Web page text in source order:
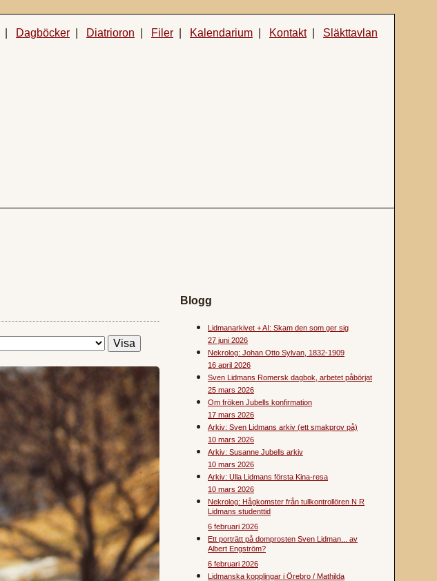
Dagböcker Diatrioron Filer Kalendarium Kontakt| Släkttavlan
Blogg
Lidmanarkivet + AI: Skam den som ger sig
27 juni 2026
Nekrolog: Johan Otto Sylvan, 1832-1909
16 april 2026
Sven Lidmans Romersk dagbok, arbetet påbörjat
25 mars 2026
Om fröken Jubells konfirmation
17 mars 2026
Arkiv: Sven Lidmans arkiv (ett smakprov på)
10 mars 2026
Arkiv: Susanne Jubells arkiv
10 mars 2026
Arkiv: Ulla Lidmans första Kina-resa
10 mars 2026
Nekrolog: Hågkomster från tullkontrollören N R
Lidmans studenttid
6 februari 2026
Ett porträtt på domprosten Sven Lidman... av
Albert Engström?
6 februari 2026
Lidmanska kopplingar i Örebro / Mathilda